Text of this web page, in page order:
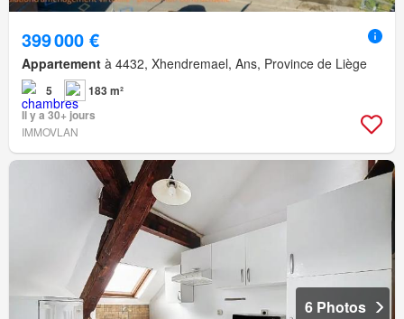
399 000 €
Appartement à 4432, Xhendremael, Ans, Province de Liège
5
183 m²
Il y a 30+ jours
IMMOVLAN
6 Photos